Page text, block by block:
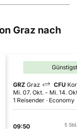
Graz nach
GRZ Graz CFU
Mi. 07. Okt. - Mi. 14.
1 Reisender
Economy
09:50
5